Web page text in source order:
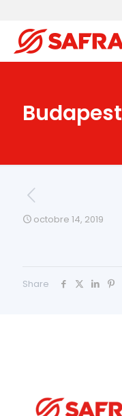
Budapest
octobre 14, 2019
Share